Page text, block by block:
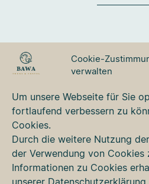
Cookie-
verwalten
Um unsere Webseite für Sie
fortlaufend verbessern zu
Cookies.
Durch die weitere Nutzung
der Verwendung von Cookies
Informationen zu Cookies
unserer Datenschutzerklärung
Kontakt